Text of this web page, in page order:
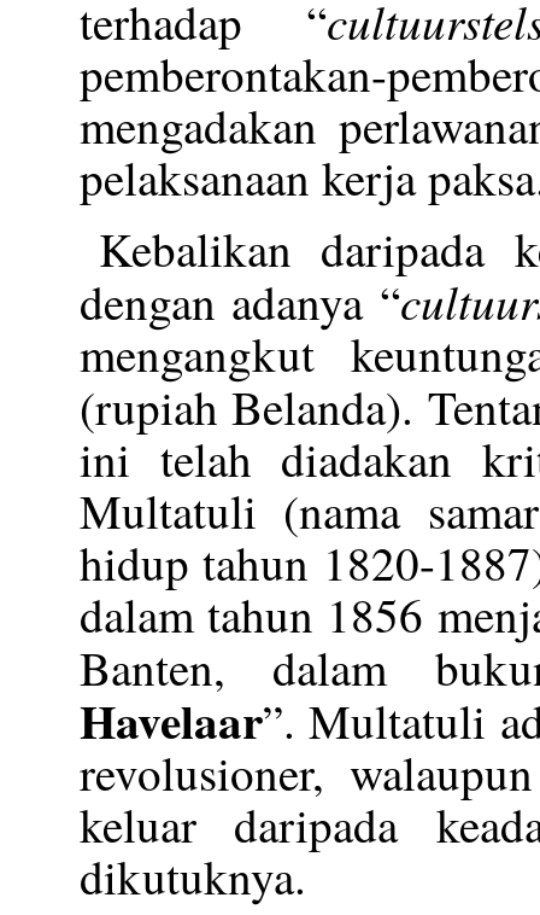
terhadap “
pemberontakan-
mengadakan
pelaksanaan kerja
Kebalikan daripada
dengan adanya “
mengangkut
(rupiah Belanda).
ini telah diadakan
Multatuli (nama
hidup tahun 1820-
dalam tahun 1856
Banten, dalam
Havelaar”. Multatuli
revolusioner,
keluar daripada
dikutuknya.